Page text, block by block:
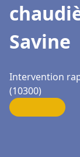
Savine
Intervention
(10300)